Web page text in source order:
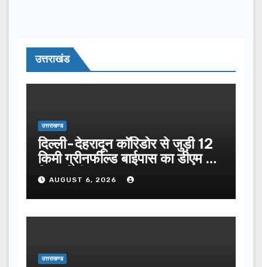
उत्तराखंड
उत्तराखण्ड
दिल्ली-देहरादून कॉरिडोर से जुड़ी 12
किमी ग्रीनफील्ड बाईपास का डीएम ने
किया निरीक्षण…
AUGUST 6, 2026
उत्तराखण्ड